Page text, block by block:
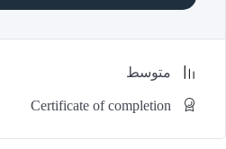
متوسط
Certificate of completion